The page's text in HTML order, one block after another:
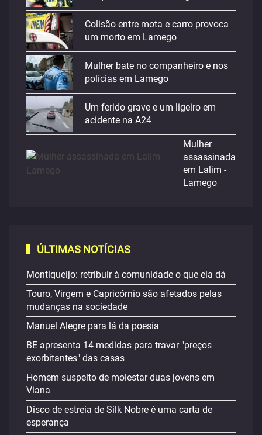
Colisão entre mota e carro provoca
um morto em Lamego
Mulher bate no companheiro e nos
polícias em Lamego
Um ferido grave e um ligeiro em
acidente na A24
Mulher
assassinada
em Lalim -
Lamego
ÚLTIMAS NOTÍCIAS
Montiqueijo: retribuir à comunidade o que ela dá
Touro, Virgem e Capricórnio são afetados pelas
mudanças na sociedade
Manuel Alegre para lá da poesia
BE apresenta 14 medidas para travar "preços
exorbitantes" das casas
Homem suspeito de molestar duas jovens em
Viana
Disco de estreia de Silk Nobre é uma carta de
esperança